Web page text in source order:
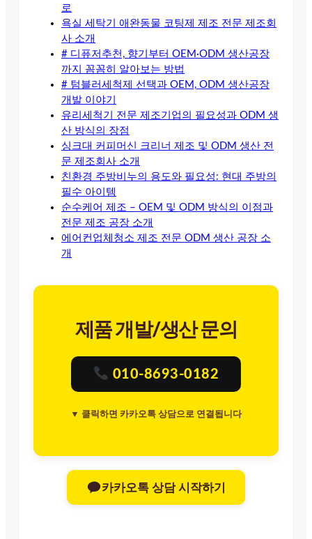
로
욕실 세탁기 애완동물 코팅제 제조 전문 제조회
사 소개
# 디퓨저추천, 향기부터 OEM·ODM 생산공장
까지 꼼꼼히 알아보는 방법
# 텀블러세척제 선택과 OEM, ODM 생산공장
개발 이야기
유리세척기 전문 제조기업의 필요성과 ODM 생
산 방식의 장점
싱크대 커피머신 크리너 제조 및 ODM 생산 전
문 제조회사 소개
친환경 주방비누의 용도와 필요성: 현대 주방의
필수 아이템
순수케어 제조 – OEM 및 ODM 방식의 이점과
전문 제조 공장 소개
에어컨업체청소 제조 전문 ODM 생산 공장 소
개
제품 개발/생산 문의
010-8693-0182
▼ 클릭하면 카카오톡 상담으로 연결됩니다
카카오톡 상담 시작하기